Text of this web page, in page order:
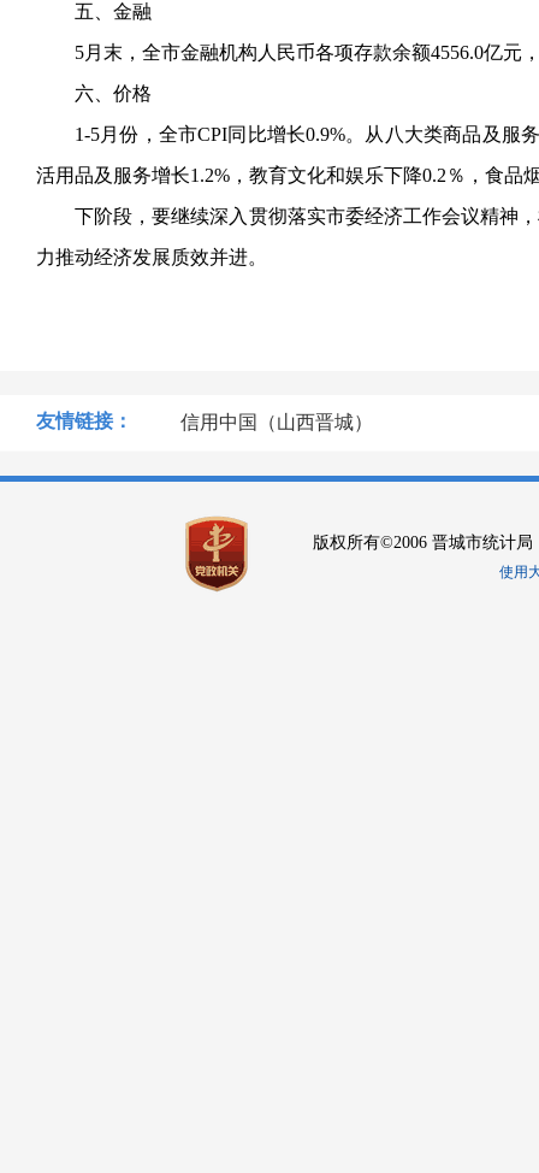
五、金融
5月末，全市金融机构人民币各项存款余额4556.0亿元
六、价格
1-5月份，全市CPI同比增长0.9%。从八大类商品及服
活用品及服务增长1.2%，教育文化和娱乐下降0.2％，食品
下阶段，要继续深入贯彻落实市委经济工作会议精神
力推动经济发展质效并进。
友情链接： 信用中国（山西晋城）
版权所有©2006 晋城市统计局
使用